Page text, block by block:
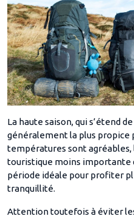
La haute saison, qui s’étend
généralement la plus propice
températures sont agréables,
touristique moins importante
période idéale pour profiter
tranquillité.
Attention toutefois à éviter